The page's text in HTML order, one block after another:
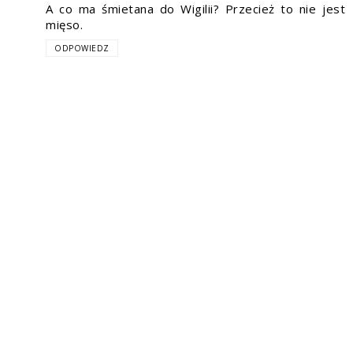
A co ma śmietana do Wigilii? Przecież to nie jest
mięso.
ODPOWIEDZ